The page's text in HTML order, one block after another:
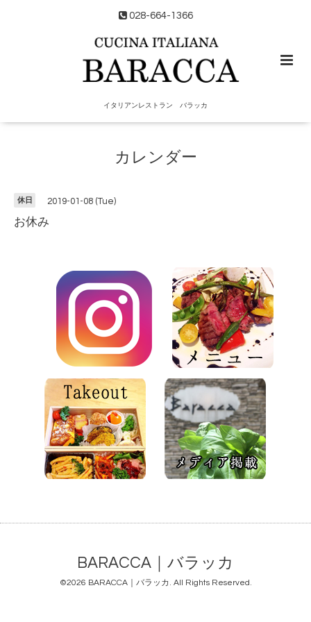
028-664-1366
イタリアンレストラン バラッカ
カレンダー
休日 2019-01-08 (Tue)
お休み
BARACCA｜バラッカ
©2026 BARACCA｜バラッカ . All Rights Reserved.